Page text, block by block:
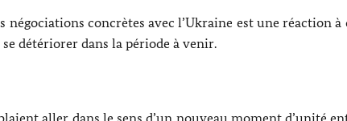
négociations concrètes avec l’Ukraine est une réaction
détériorer dans la période à venir.
aller dans le sens d’un nouveau moment d’unité